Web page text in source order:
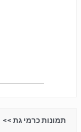
תמונות כרמי גת <<